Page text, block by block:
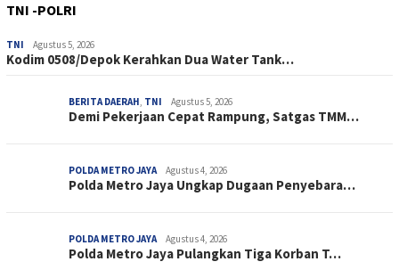
TNI -POLRI
TNI Agustus 5, 2026
Kodim 0508/Depok Kerahkan Dua Water Tank…
BERITA DAERAH, TNI Agustus 5, 2026
Demi Pekerjaan Cepat Rampung, Satgas TMM…
POLDA METRO JAYA Agustus 4, 2026
Polda Metro Jaya Ungkap Dugaan Penyebara…
POLDA METRO JAYA Agustus 4, 2026
Polda Metro Jaya Pulangkan Tiga Korban T…